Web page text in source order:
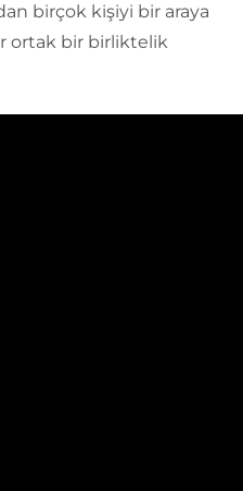
birçok kişiyi bir araya
ortak bir birliktelik